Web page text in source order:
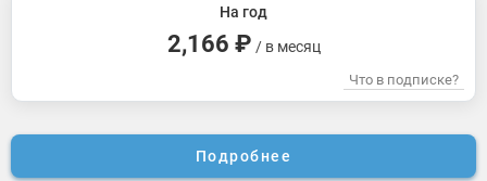
На год
2,166 ₽ / в месяц
Что в подписке?
Подробнее